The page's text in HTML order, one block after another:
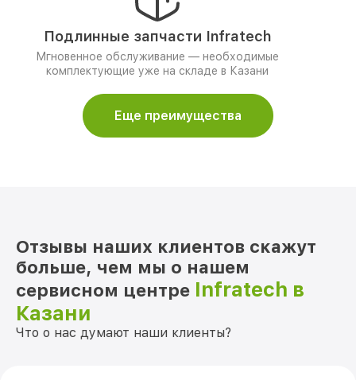
Подлинные запчасти Infratech
Мгновенное обслуживание — необходимые
комплектующие уже на складе в Казани
Еще преимущества
Отзывы наших клиентов скажут
больше, чем мы о нашем
сервисном центре Infratech в
Казани
Что о нас думают наши клиенты?